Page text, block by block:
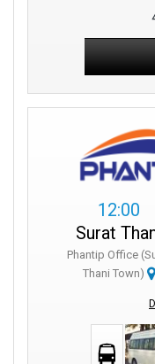
12:00
Surat
Phantip Office
Thani Town)